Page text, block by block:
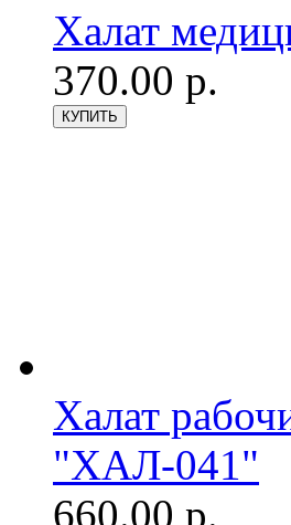
Халат
370.00 р.
Халат
"ХАЛ-041"
660.00 р.